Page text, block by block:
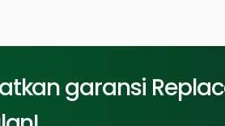
garansi